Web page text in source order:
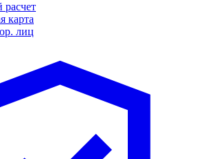
карта
лиц